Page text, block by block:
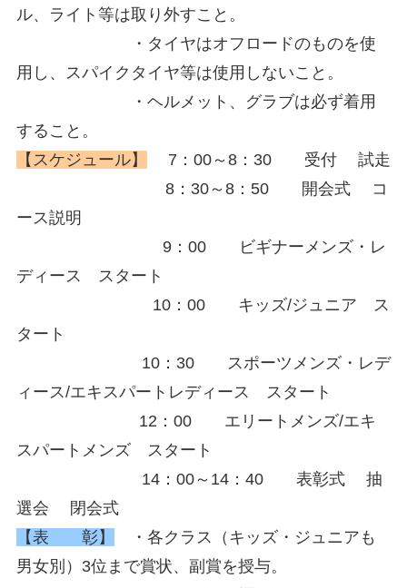
ル、ライト等は取り外すこと。
・タイヤはオフロードのものを使
用し、スパイクタイヤ等は使用しないこと。
・ヘルメット、グラブは必ず着用
すること。
【スケジュール】
7：00～8：30 受付 試走
8：30～8：50 開会式 コ
ース説明
9：00 ビギナーメンズ・レ
ディース スタート
10：00 キッズ/ジュニア ス
タート
10：30 スポーツメンズ・レデ
ィース/エキスパートレディース スタート
12：00 エリートメンズ/エキ
スパートメンズ スタート
14：00～14：40 表彰式 抽
選会 閉会式
【表 彰】
・各クラス（キッズ・ジュニアも
男女別）3位まで賞状、副賞を授与。